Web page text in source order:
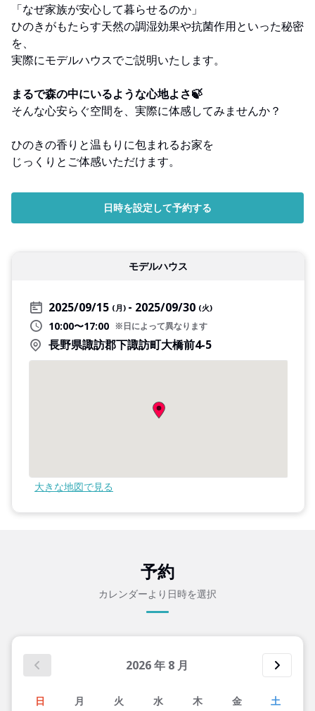
「なぜ家族が安心して暮らせるのか」
ひのきがもたらす天然の調湿効果や抗菌作用といった秘密
を、
実際にモデルハウスでご説明いたします。
まるで森の中にいるような心地よさ🍃
そんな心安らぐ空間を、実際に体感してみませんか？
ひのきの香りと温もりに包まれるお家を
じっくりとご体感いただけます。
日時を設定して予約する
モデルハウス
2025/09/15 (月) 2025/09/30 (火)
10:00〜17:00 ※日によって異なります
長野県諏訪郡下諏訪町大橋前4-5
大きな地図で見る
予約
カレンダーより日時を選択
2026年 8 月
日 月 火 水 木 金 土